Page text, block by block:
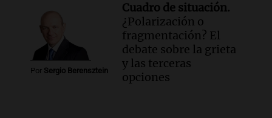
Por Sergio Berensztein
Cuadro de situación.
¿Polarización o
fragmentación? El
debate sobre la grieta
y las terceras
opciones